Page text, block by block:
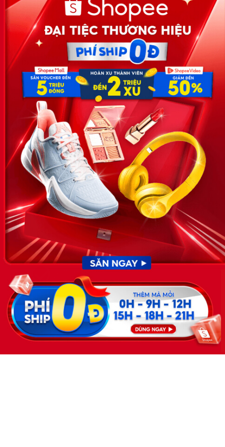
Công ty TNHH Eyeplus Online
Địa chỉ: Số 81, ngõ 68, đường Cầu Giấy, Tổ 05, Phường Quan
Hoa, Quận Cầu Giấy, TP Hà Nội, Việt Nam
SĐT: 0981 448 766
Email:
hotro@timviec.com.vn
VỀ CHÚNG TÔI
News.timviec.com.vn là website cung cấp thông tin liên quan đến
nhân sự, nghề nghiệp do Timviec.com.vn vận hành nhằm giúp
doanh nghiệp, nhân sự tuyển dụng, người đi làm, người tìm việc
cập nhật thông tin và đáp ứng được mong muốn của mình.
KẾT NỐI
Giấy phép hoạt động dịch vụ
việc làm số 54/2019/SLĐTBXH-
GP do Sở lao động thương
binh và xã hội cấp ngày 30
tháng 12 năm 2019.